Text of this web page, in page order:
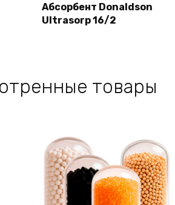
Абсорбент Donaldson
Ultrasorp 16/2
товары